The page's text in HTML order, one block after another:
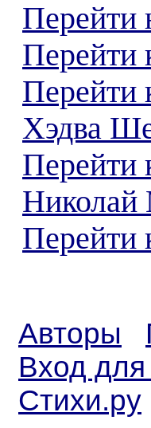
Перейти
Перейти
Перейти
Хэдва
Перейти
Николай
Перейти
Авторы
Вход для
Стихи.ру